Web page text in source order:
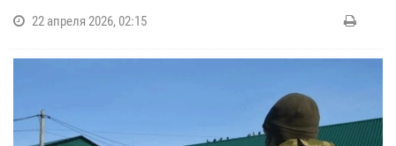
22 апреля 2026, 02:15